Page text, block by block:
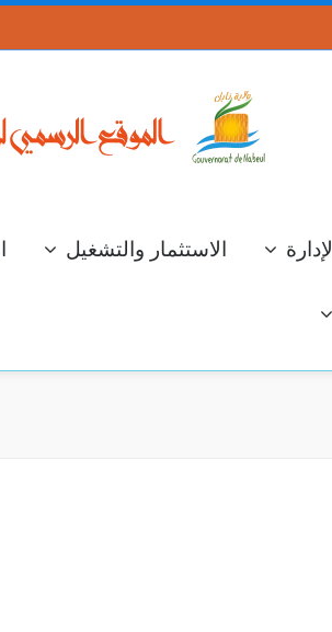
الإدارة الاستثمار والتشغيل